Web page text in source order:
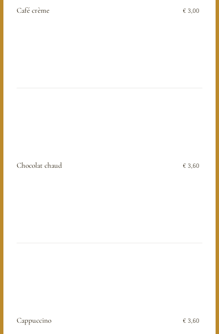
Café crème € 3,00
Chocolat chaud € 3,60
Cappuccino € 3,60